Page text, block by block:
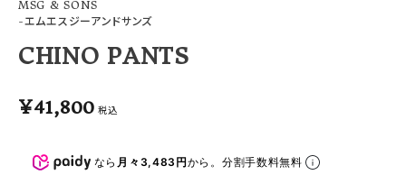
MSG & SONS
-エムエスジーアンドサンズ
CHINO PANTS
¥41,800 税込
なら 月々3,483円から。分割手数料無料